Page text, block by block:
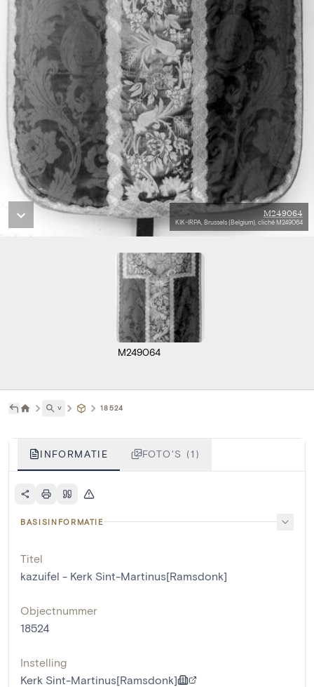
M249064
KIK-IRPA, Brussels (Belgium), cliché M249064
M249064
˅ 18524
INFORMATIE FOTO'S (1)
BASISINFORMATIE
Titel
kazuifel - Kerk Sint-Martinus[Ramsdonk]
Objectnummer
18524
Instelling
Kerk Sint-Martinus[Ramsdonk]